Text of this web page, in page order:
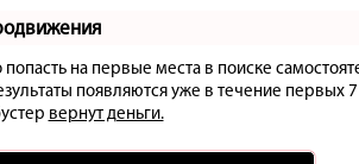
попасть на первые места в поиске
появляются уже в течение первых
вернут деньги.